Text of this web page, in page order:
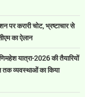
करारी चोट, भ्रष्टाचार से
का ऐलान
यात्रा-2026 की तैयारियों
व्यवस्थाओं का किया